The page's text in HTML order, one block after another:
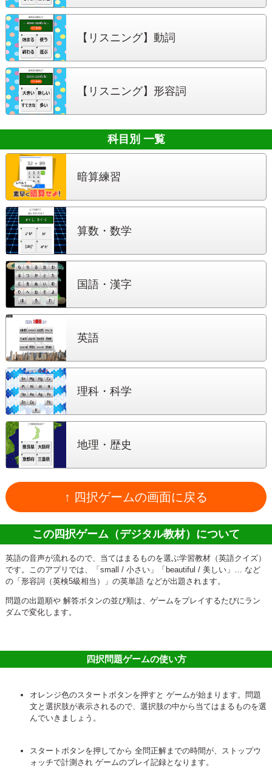
【リスニング】 動詞
【リスニング】 形容詞
科目別 一覧
暗算練習
算数・数学
国語・漢字
英語
理科・科学
地理・歴史
↑ 四択ゲームの画面に戻る
この四択ゲーム（デジタル教材）について
英語の音声が流れるので、当てはまるものを選ぶ学習教材（英語クイズ）
です。このアプリでは、「small / 小さい」「beautiful / 美しい」… など
の「形容詞（英検5級相当）」の英単語 などが出題されます。
問題の出題順や 解答ボタンの並び順は、ゲームをプレイするたびにラン
ダムで変化します。
四択問題ゲームの使い方
オレンジ色のスタートボタンを押すと ゲームが始まります。問題
文と選択肢が表示されるので、選択肢の中から当てはまるものを選
んでいきましょう。
スタートボタンを押してから 全問正解までの時間が、ストップウ
ォッチで計測され ゲームのプレイ記録となります。